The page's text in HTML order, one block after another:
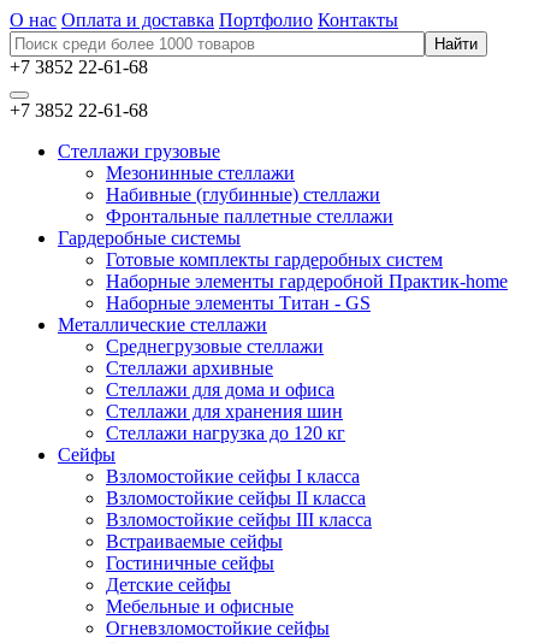
О нас Оплата и доставка Портфолио Контакты
+7 3852 22-61-68
+7 3852 22-61-68
Стеллажи грузовые
Мезонинные стеллажи
Набивные (глубинные) стеллажи
Фронтальные паллетные стеллажи
Гардеробные системы
Готовые комплекты гардеробных систем
Наборные элементы гардеробной Практик-home
Наборные элементы Титан - GS
Металлические стеллажи
Среднегрузовые стеллажи
Стеллажи архивные
Стеллажи для дома и офиса
Стеллажи для хранения шин
Стеллажи нагрузка до 120 кг
Сейфы
Взломостойкие сейфы I класса
Взломостойкие сейфы II класса
Взломостойкие сейфы III класса
Встраиваемые сейфы
Гостиничные сейфы
Детские сейфы
Мебельные и офисные
Огневзломостойкие сейфы